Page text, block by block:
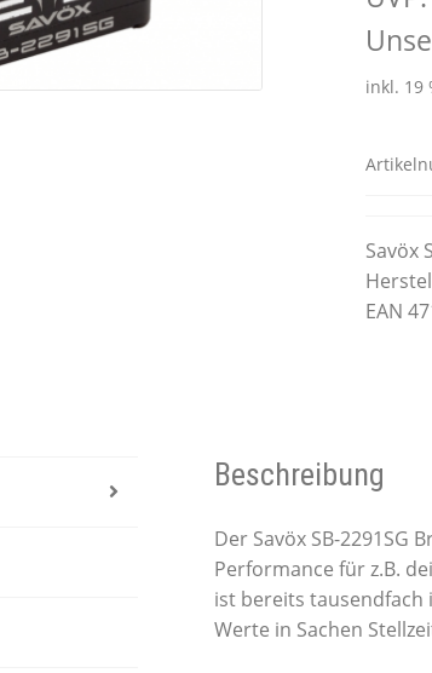
Preis
inkl. 19
Savöx
EAN
Beschreibung
Der Savöx SB-2291SG
Performance für z.B.
ist bereits
Werte in Sachen